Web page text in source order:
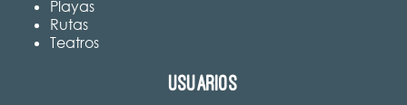
Playas
Rutas
Teatros
Usuarios